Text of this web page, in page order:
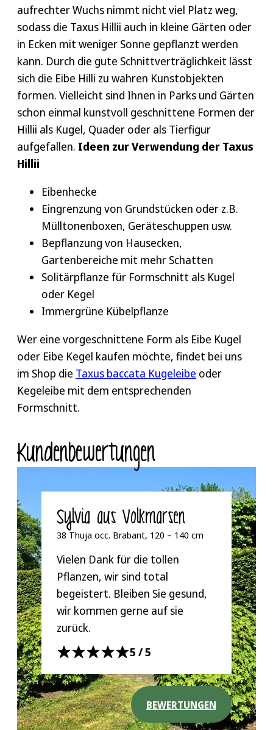
bekommenen auch die unteren Zweige weiterhin
genug Licht. Sie können die Taxus media Hillii
schneiden und als Kugel, Quader oder als
Tierfigur einen besonderen Platz geben.
Schablonen aus Holz, Pappe oder Drahtgeflecht
helfen dabei, entlang der Form zu schneiden.
Wichtig hierbei ist nur auf den regelmäßigen
Schnitt zu achten. Bei einem Formschnitt ist es
sinnvoll bis zu dreimal pro Jahr die Schere in die
Hand zu nehmen, während Sie bei einem
Rückschnitt notfalls auch mal ein Jahr aussetzen
können. Weitere Tipps zur Taxus media Hillii
Pflege gibt es auch im Heckenratgeber.
aufrechter Wuchs nimmt nicht viel Platz weg,
sodass die Taxus Hillii auch in kleine Gärten oder
in Ecken mit weniger Sonne gepflanzt werden
kann. Durch die gute Schnittverträglichkeit lässt
sich die Eibe Hilli zu wahren Kunstobjekten
formen. Vielleicht sind Ihnen in Parks und Gärten
schon einmal kunstvoll geschnittene Formen der
Hillii als Kugel, Quader oder als Tierfigur
aufgefallen. Ideen zur Verwendung der Taxus
Hillii
Eibenhecke
Eingrenzung von Grundstücken oder z.B.
Mülltonenboxen, Geräteschuppen usw.
Bepflanzung von Hausecken,
Gartenbereiche mit mehr Schatten
Solitärpflanze für Formschnitt als Kugel
oder Kegel
Immergrüne Kübelpflanze
Wer eine vorgeschnittene Form als Eibe Kugel
oder Eibe Kegel kaufen möchte, findet bei uns
im Shop die Taxus baccata Kugeleibe oder
Kegeleibe mit dem entsprechenden
Formschnitt.
Kunden­bewertungen
Sylvia aus Volkmarsen
38 Thuja occ. Brabant, 120 – 140 cm
Vielen Dank für die tollen
Pflanzen, wir sind total
begeistert. Bleiben Sie gesund,
wir kommen gerne auf sie
zurück.
5/5
BEWERTUNGEN